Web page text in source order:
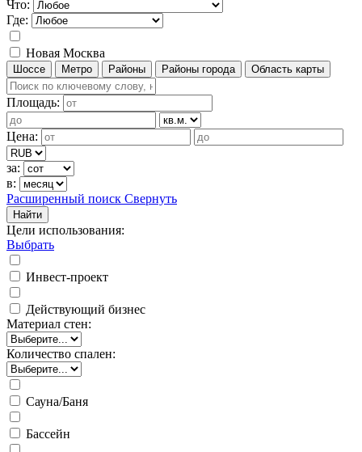
Что:
Где:
Новая Москва
Шоссе Метро Районы Районы города Область карты
Площадь:
Цена:
за:
в:
Расширенный поиск Свернуть
Найти
Цели использования:
Выбрать
Инвест-проект
Действующий бизнес
Материал стен:
Количество спален:
Сауна/Баня
Бассейн